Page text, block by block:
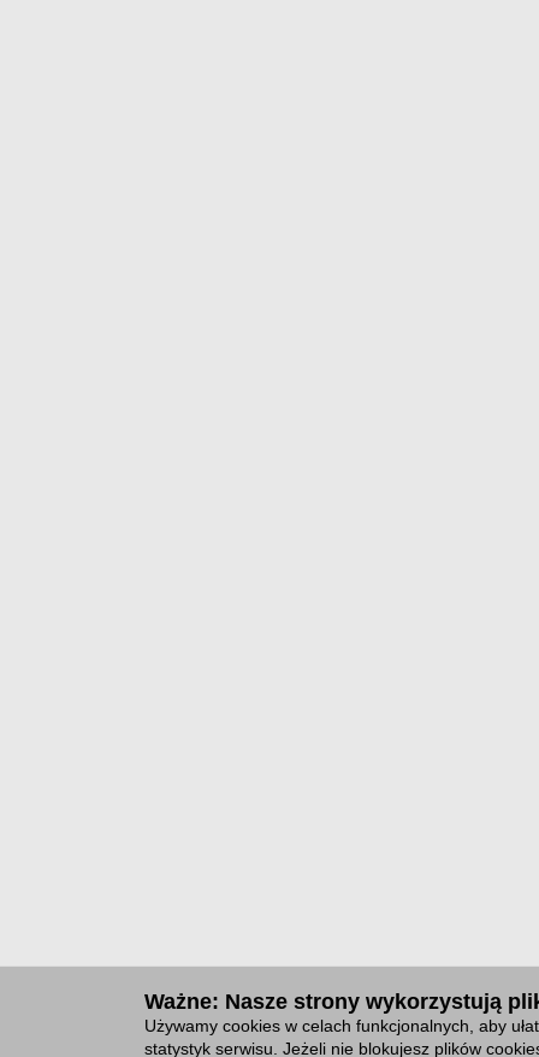
Ważne: Nasze strony wykorzystują
Używamy cookies w celach funkcjonalnych, aby
statystyk serwisu. Jeżeli nie blokujesz plików